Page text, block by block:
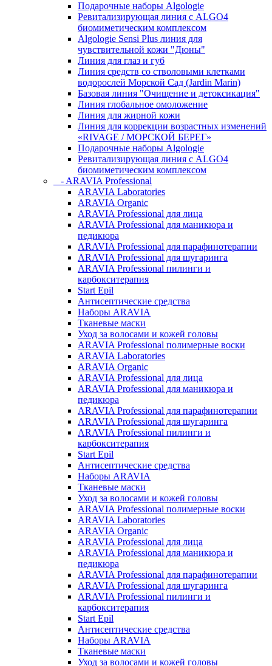
Подарочные наборы Algologie
Ревитализирующая линия с ALGO4
биомиметическим комплексом
Algologie Sensi Plus линия для
чувcтвительной кожи "Дюны"
Линия для глаз и губ
Линия средств со стволовыми клетками
водорослей Морской Сад (Jardin Marin)
Базовая линия "Очищение и детоксикация"
Линия глобальное омоложение
Линия для жирной кожи
Линия для коррекции возрастных изменений
«RIVAGE / МОРСКОЙ БЕРЕГ»
Подарочные наборы Algologie
Ревитализирующая линия с ALGO4
биомиметическим комплексом
- ARAVIA Professional
ARAVIA Laboratories
ARAVIA Organic
ARAVIA Professional для лица
ARAVIA Professional для маникюра и
педикюра
ARAVIA Professional для парафинотерапии
ARAVIA Professional для шугаринга
ARAVIA Professional пилинги и
карбокситерапия
Start Epil
Антисептические средства
Наборы ARAVIA
Тканевые маски
Уход за волосами и кожей головы
ARAVIA Professional полимерные воски
ARAVIA Laboratories
ARAVIA Organic
ARAVIA Professional для лица
ARAVIA Professional для маникюра и
педикюра
ARAVIA Professional для парафинотерапии
ARAVIA Professional для шугаринга
ARAVIA Professional пилинги и
карбокситерапия
Start Epil
Антисептические средства
Наборы ARAVIA
Тканевые маски
Уход за волосами и кожей головы
ARAVIA Professional полимерные воски
ARAVIA Laboratories
ARAVIA Organic
ARAVIA Professional для лица
ARAVIA Professional для маникюра и
педикюра
ARAVIA Professional для парафинотерапии
ARAVIA Professional для шугаринга
ARAVIA Professional пилинги и
карбокситерапия
Start Epil
Антисептические средства
Наборы ARAVIA
Тканевые маски
Уход за волосами и кожей головы